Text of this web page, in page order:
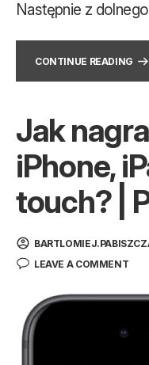
Następnie z
CONTINUE READING
Jak
iPhone,
touch? |
LEAVE A COMMENT